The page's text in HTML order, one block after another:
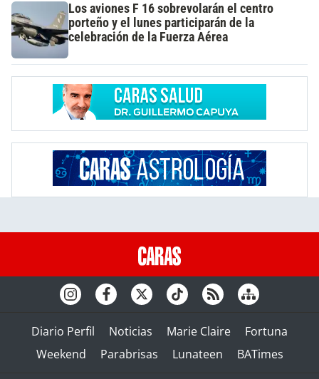
Los aviones F 16 sobrevolarán el centro
porteño y el lunes participarán de la
celebración de la Fuerza Aérea
Diario Perfil Noticias Marie Claire
Fortuna
Weekend
Parabrisas Lunateen BATimes